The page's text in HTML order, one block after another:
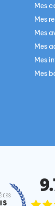
Mes
Mes
Mes
Mes
Mes
Mes